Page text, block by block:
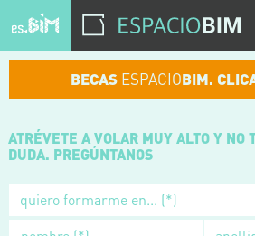
BECAS ESPACIOBIM.
ATRÉVETE A VOLAR MUY ALTO Y NO
DUDA. PREGÚNTANOS